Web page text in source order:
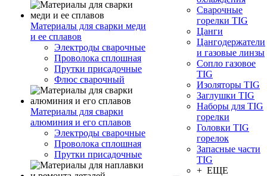
Материалы для сварки меди
и ее сплавов
Электроды сварочные
Проволока сплошная
Прутки присадочные
Флюс сварочный
Материалы для сварки
алюминия и его сплавов
Электроды сварочные
Проволока сплошная
Прутки присадочные
Сварочные
горелки TIG
Цанги
Цангодержатели
и газовые линзы
Сопло газовое
TIG
Изоляторы TIG
Заглушки TIG
Наборы для TIG
горелки
Головки TIG
горелок
Запасные части
TIG
+ ЕЩЕ